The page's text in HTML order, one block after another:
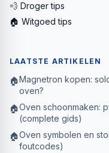
💨 Droger tips
🏠 Witgoed tips
LAATSTE ARTIKELEN
🏠Magnetron kopen:
oven?
🏠Oven schoonmaken:
(complete gids)
🏠Oven symbolen en
foutcodes)